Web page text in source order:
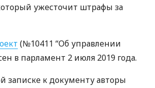
ужесточит штрафы за
(№10411 “Об управлении
в парламент 2 июля 2019 года.
записке к документу авторы